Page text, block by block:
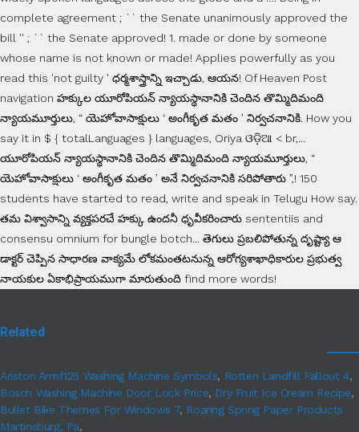
Related
Ariston Armf125 Washing Machine Symbols, Rotten Landfill Fallout 4,
Bosch Washing Machine Door Lock Price, Dry Fruit Ice Cream Recipe,
Bullet Bike Themes For Windows 7, Roaring Spring Paper Products
Martinsburg, Pa,